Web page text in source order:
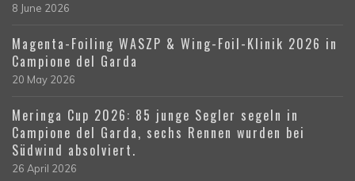
8 June 2026
Magenta-Foiling WASZP & Wing-Foil-Klinik 2026 in
Campione del Garda
20 May 2026
Meringa Cup 2026: 85 junge Segler segeln in
Campione del Garda, sechs Rennen wurden bei
Südwind absolviert.
26 April 2026